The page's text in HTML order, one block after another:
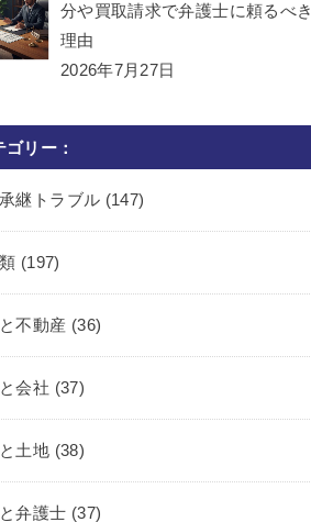
分や買取請求で弁護士に頼るべき
理由
2026年7月27日
ゴリー：
継トラブル (147)
(197)
不動産 (36)
会社 (37)
土地 (38)
弁護士 (37)